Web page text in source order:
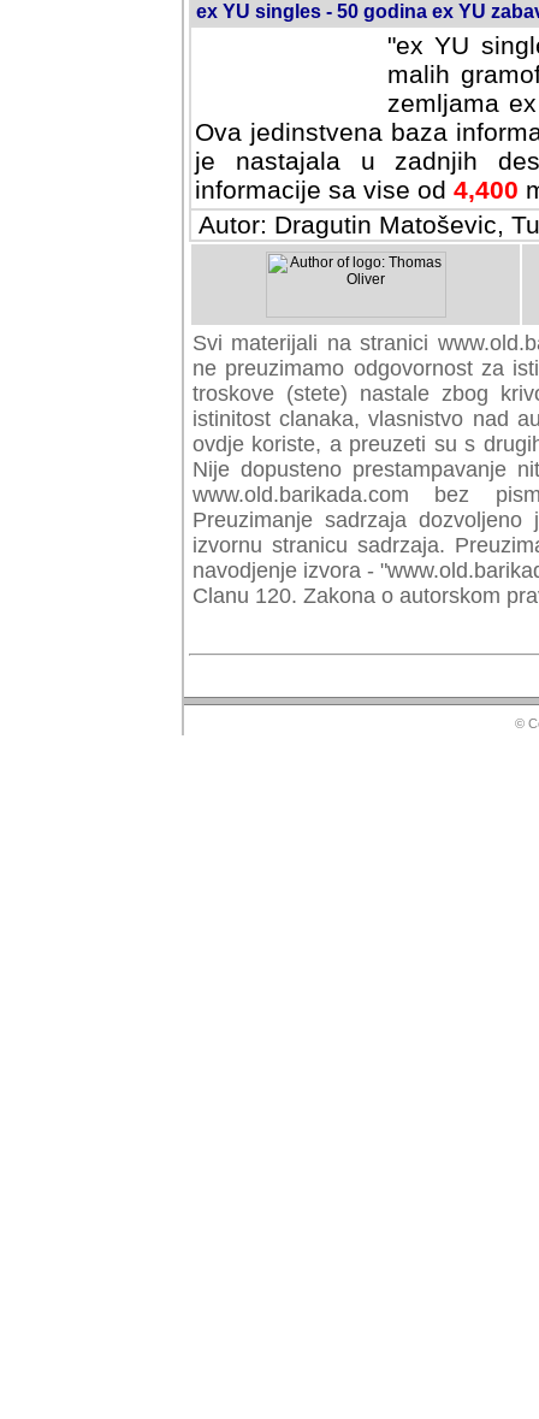
ex YU singles - 50 godina ex YU
"ex YU
malih
zemljama
Ova jedinstvena baza
je nastajala u zadnjih
informacije sa vise od 4,400
Autor: Dragutin Matoševic,
Svi materijali na stranici
preuzimamo odgovornost za
troskove (stete) nastale zbog
istinitost clanaka, vlasnistvo nad
ovdje koriste, a preuzeti su s
Nije dopusteno prestampavanje
www.old.barikada.com bez
Preuzimanje sadrzaja
izvornu stranicu sadrzaja.
navodjenje izvora -
Clanu 120. Zakona o autorskom
©